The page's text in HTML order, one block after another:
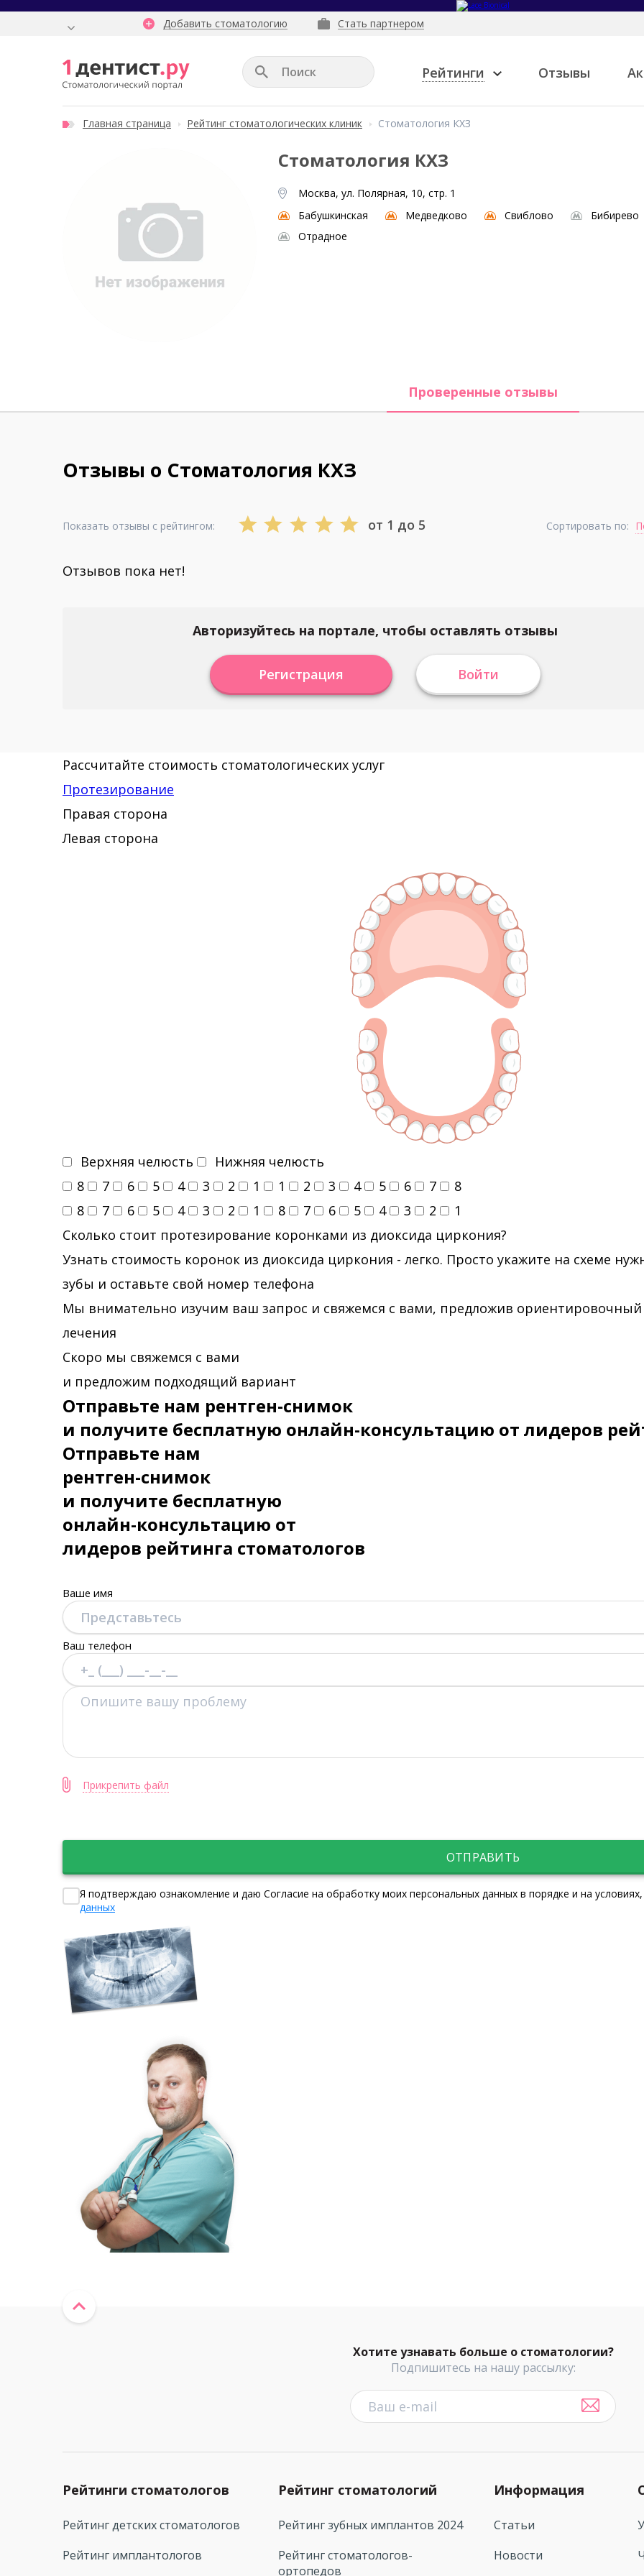
Добавить стоматологию Стать партнером
Рейтинги Отзывы
Главная страница Рейтинг стоматологических клиник Стоматология КХЗ
Стоматология КХЗ
Москва, ул. Полярная, 10, стр. 1
Бабушкинская
Медведково Свиблово
Бибирево
Отрадное
Проверенные отзывы
Отзывы о Стоматология КХЗ
Показать отзывы с рейтингом: от 1 до 5 Сортировать по:
Отзывов пока нет!
Авторизуйтесь на портале, чтобы оставлять отзывы
Регистрация Войти
Рассчитайте стоимость стоматологических услуг
Протезирование
Правая сторона
Левая сторона
Верхняя челюсть
Нижняя челюсть
8
7 6 5 4 3 2 1 1 2 3 4 5 6 7
8
8
7 6 5 4 3 2 1 8 7 6 5 4 3 2
1
Сколько стоит протезирование коронками из диоксида циркония?
Узнать стоимость коронок из диоксида циркония - легко. Просто укажите на схеме
зубы и оставьте свой номер телефона
Мы внимательно изучим ваш запрос и свяжемся с вами, предложив
лечения
Скоро мы свяжемся с вами
и предложим подходящий вариант
Отправьте нам рентген-снимок
и получите бесплатную онлайн-консультацию от лидеров
Отправьте нам
рентген-снимок
и получите бесплатную
онлайн-консультацию от
лидеров рейтинга стоматологов
Ваше имя
Ваш телефон
Прикрепить файл
ОТПРАВИТЬ
Я подтверждаю ознакомление и даю Согласие на обработку моих персональных данных в порядке и на
данных
Хотите узнавать больше о стоматологии?
Подпишитесь на нашу рассылку:
Рейтинги стоматологов
Рейтинг детских стоматологов
Рейтинг имплантологов
Рейтинг стоматологий
Рейтинг зубных имплантов 2024
Рейтинг стоматологов-
ортопедов
Информация
Статьи
Новости